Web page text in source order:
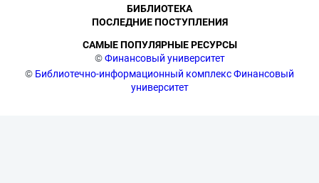
©Финансовый университет
© Библиотечно-информационный комплекс Финансовый
университет
БИБЛИОТЕКА
ПОСЛЕДНИЕ ПОСТУПЛЕНИЯ
САМЫЕ ПОПУЛЯРНЫЕ РЕСУРСЫ